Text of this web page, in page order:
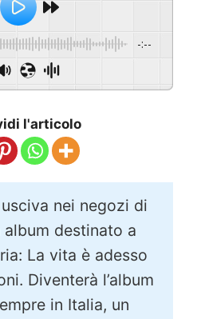
-:--
l'articolo
usciva nei negozi di
destinato a
La vita è adesso
Diventerà l’album
in Italia, un